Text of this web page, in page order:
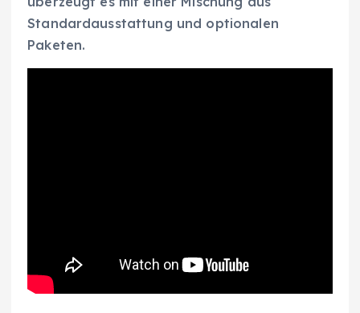
Standardausstattung und optionalen
Paketen.